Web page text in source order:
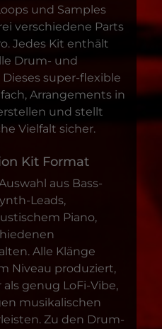
und Samples
verschiedene Parts
Jedes Kit enthält
Drum- und
Dieses super-flexible
Arrangements in
und stellt
Vielfalt sicher.
Kit Format
aus Bass-
Leads,
Piano,
Alle Klänge
Niveau produziert,
genug LoFi-Vibe,
musikalischen
Zu den Drum-